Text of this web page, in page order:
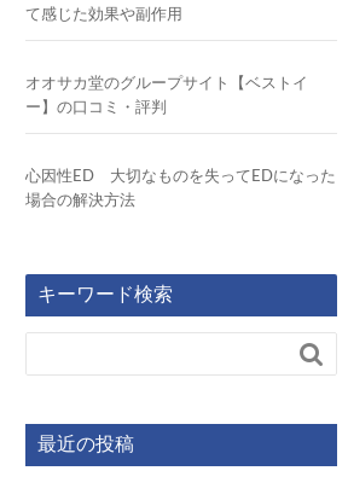
て感じた効果や副作用
オオサカ堂のグループサイト【ベストイ
ー】の口コミ・評判
心因性ED 大切なものを失ってEDになった
場合の解決方法
キーワード検索

最近の投稿